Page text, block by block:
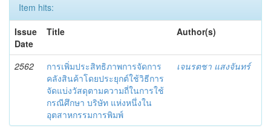
Item hits:
Issue
Date
Title Author(s)
2562
การเพิ่มประสิทธิภาพการจัดการ
คลังสินค้าโดยประยุกต์ใช้วิธีการ
จัดแบ่งวัสดุตามความถี่ในการใช้
กรณีศึกษา บริษัท แห่งหนึ่งใน
อุตสาหกรรมการพิมพ์
เจนรตชา แสงจันทร์